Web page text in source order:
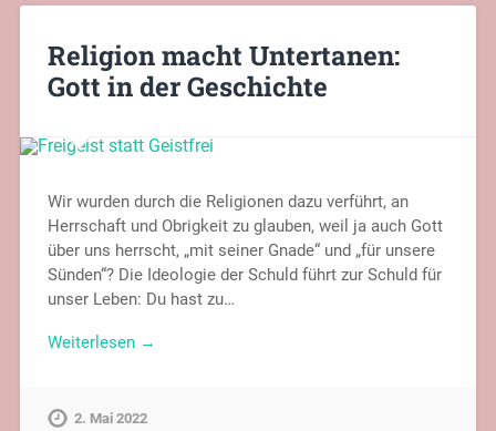
Religion macht Untertanen:
Gott in der Geschichte
Wir wurden durch die Religionen dazu verführt, an
Herrschaft und Obrigkeit zu glauben, weil ja auch Gott
über uns herrscht, „mit seiner Gnade“ und „für unsere
Sünden“? Die Ideologie der Schuld führt zur Schuld für
unser Leben: Du hast zu…
Weiterlesen →
2. Mai 2022